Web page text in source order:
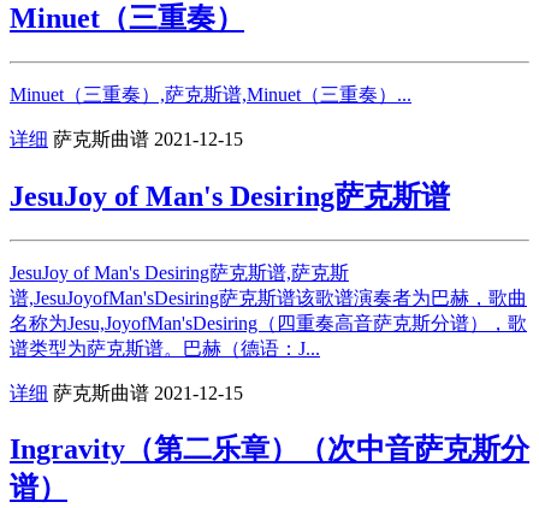
Minuet（三重奏）
Minuet（三重奏）,萨克斯谱,Minuet（三重奏）...
详细 萨克斯曲谱 2021-12-15
JesuJoy of Man's Desiring萨克斯谱
JesuJoy of Man's Desiring萨克斯谱,萨克斯
谱,JesuJoyofMan'sDesiring萨克斯谱该歌谱演奏者为巴赫，歌曲
名称为Jesu,JoyofMan'sDesiring（四重奏高音萨克斯分谱），歌
谱类型为萨克斯谱。巴赫（德语：J...
详细 萨克斯曲谱 2021-12-15
Ingravity（第二乐章）（次中音萨克斯分
谱）